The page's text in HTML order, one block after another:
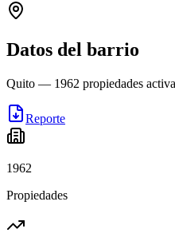
Datos del barrio
Quito — 1962 propiedades
Reporte
1962
Propiedades